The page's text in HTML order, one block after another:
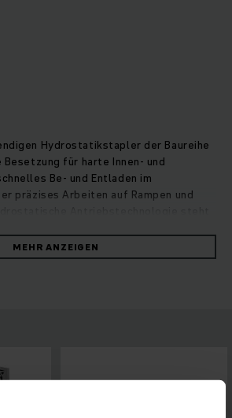
Hydrostatikstapler der Baureihe
für harte Innen- und
Be- und Entladen im
präzises Arbeiten auf Rampen und
bei herausfordernden
sorgt das gesteigerte
Rundumsicht, ein 4-Zoll-Display
sowie per Schnittstelle
Assistenzsystemen – für
in jeder Situation.
MEHR ANZEIGEN